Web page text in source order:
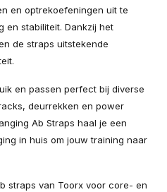
en optrekoefeningen uit te
en stabiliteit. Dankzij het
de straps uitstekende
en passen perfect bij diverse
deurrekken en power
Ab Straps haal je een
in huis om jouw training naar
straps van Toorx voor core- en